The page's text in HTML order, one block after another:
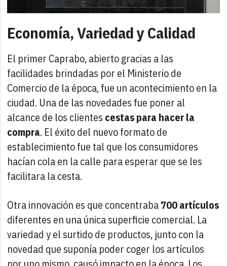
Economía, Variedad y Calidad
El primer Caprabo, abierto gracias a las
facilidades brindadas por el Ministerio de
Comercio de la época, fue un acontecimiento en la
ciudad. Una de las novedades fue poner al
alcance de los clientes cestas para hacer la
compra. El éxito del nuevo formato de
establecimiento fue tal que los consumidores
hacían cola en la calle para esperar que se les
facilitara la cesta.
Otra innovación es que concentraba700 artículos
diferentes en una única superficie comercial. La
variedad y el surtido de productos, junto con la
novedad que suponía poder coger los artículos